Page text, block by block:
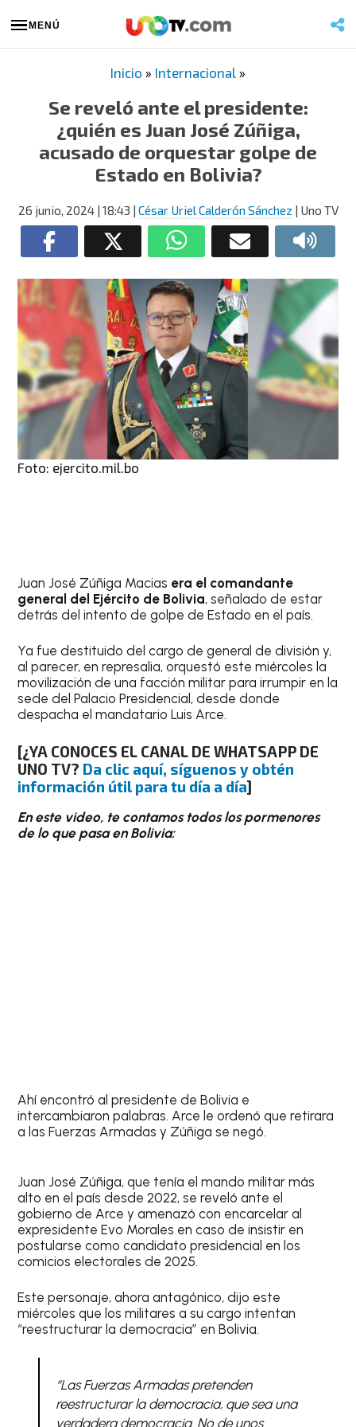
MENÚ
Inicio » Internacional »
Se reveló ante el presidente:
¿quién es Juan José Zúñiga,
acusado de orquestar golpe de
Estado en Bolivia?
26 junio, 2024| 18:43 | César Uriel Calderón Sánchez | Uno TV
Foto: ejercito.mil.bo
Juan José Zúñiga Macias era el comandante
general del Ejército de Bolivia, señalado de estar
detrás del intento de golpe de Estado en el país.
Ya fue destituido del cargo de general de división y,
al parecer, en represalia, orquestó este miércoles la
movilización de una facción militar para irrumpir en la
sede del Palacio Presidencial, desde donde
despacha el mandatario Luis Arce.
[¿YA CONOCES EL CANAL DE WHATSAPP DE
UNO TV? Da clic aquí, síguenos y obtén
información útil para tu día a día]
En este video, te contamos todos los pormenores
de lo que pasa en Bolivia:
Ahí encontró al presidente de Bolivia e
intercambiaron palabras. Arce le ordenó que retirara
a las Fuerzas Armadas y Zúñiga se negó.
Juan José Zúñiga, que tenía el mando militar más
alto en el país desde 2022, se reveló ante el
gobierno de Arce y amenazó con encarcelar al
expresidente Evo Morales en caso de insistir en
postularse como candidato presidencial en los
comicios electorales de 2025.
Este personaje, ahora antagónico, dijo este
miércoles que los militares a su cargo intentan
“reestructurar la democracia” en Bolivia.
“Las Fuerzas Armadas pretenden
reestructurar la democracia, que sea una
verdadera democracia. No de unos